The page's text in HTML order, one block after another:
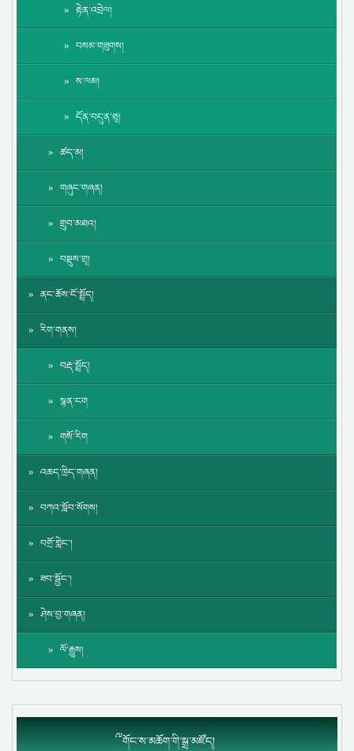
རྟེན་འབྲེལ།
བསམ་གཟུགས།
ས་ལམ།
དོན་བདུན་ཅུ།
ཚད་མ།
གཞུང་གཞན།
གྲུབ་མཐའ།
བསྡུས་གྲྭ།
ནང་ཆོས་ངོ་སྤྲོད།
རིག་གནས།
བརྡ་སྤྲོད།
སྙན་ངག
གསོ་རིག
འཆད་ཁྲིད་གཞན།
བཀའ་སློབ་སོགས།
བགྲོ་གླེང་།
ཟབ་སྦྱོང་།
ཤེས་བྱ་གཞན།
ལོ་རྒྱུས།
༸གོང་ས་མཆོག་གི་སྒྲ་མཛོད།